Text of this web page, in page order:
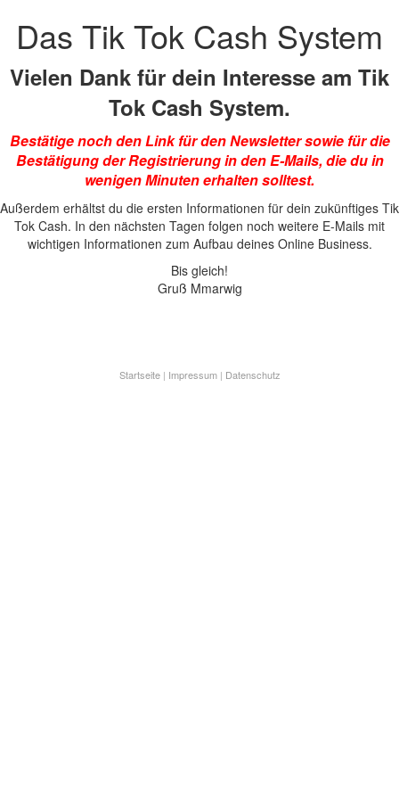
Das Tik Tok Cash System
Vielen Dank für dein Interesse am Tik
Tok Cash System.
Bestätige noch den Link für den Newsletter sowie für die
Bestätigung der Registrierung in den E-Mails, die du in
wenigen Minuten erhalten solltest.
Außerdem erhältst du die ersten Informationen für dein zukünftiges Tik
Tok Cash. In den nächsten Tagen folgen noch weitere E-Mails mit
wichtigen Informationen zum Aufbau deines Online Business.
Bis gleich!
Gruß Mmarwig
Startseite| Impressum| Datenschutz